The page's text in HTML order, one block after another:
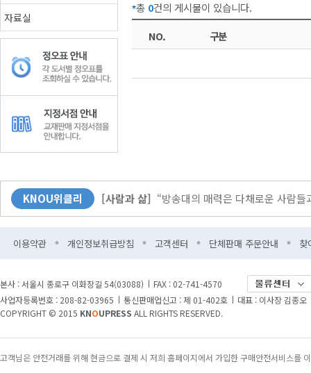
자료실
총 0건의 게시물이 있습니다.
NO.
구분
KNOU위클리
[사람과 삶] “방송대의 매력은 다채로운 사람들
[교양]자유와 민권 그리고 조선을 둘러싼 1880
[교양]자유와 민권 그리고 조선을 둘러싼 1880
[특집]“학생들에겐 더 풍부한 콘텐츠를, 학교
[Weekly 시네마]“오디세우스의 여정을 한국
이용약관 개인정보취급방침 고객센터 단체판매 주문안내 찾
본사 : 서울시 종로구 이화장길 54(03088)
FAX : 02-741-4570
사업자등록번호 : 208-82-03965
통신판매업신고 : 제 01-402호
대표 : 이사장 김종오
COPYRIGHT © 2015 KNOUPRESS ALL RIGHTS RESERVED.
고객님은 안전거래를 위해 현금으로 결제 시 저희 홈페이지에서 가입한 구매안전서비스를